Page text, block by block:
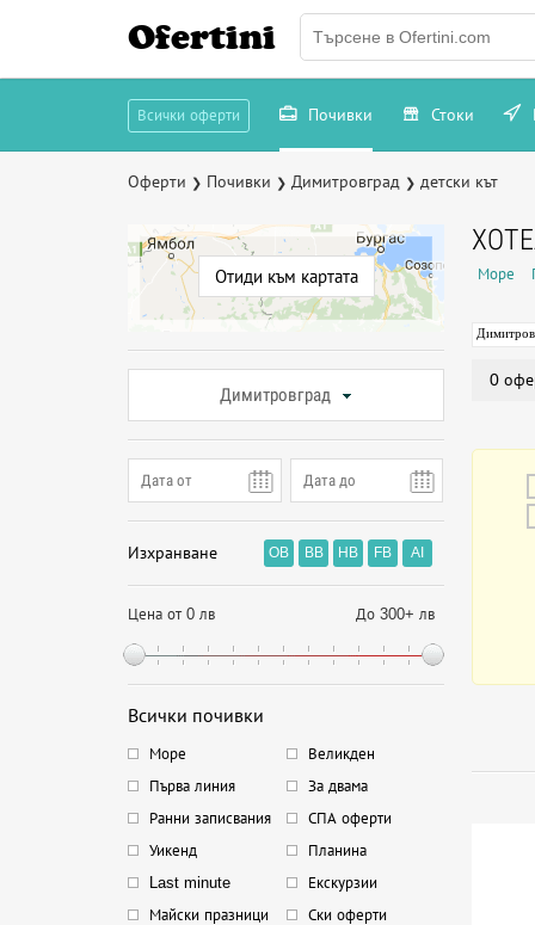
Ofertini
Всички оферти Почивки Стоки
Оферти ❯ Почивки ❯ Димитровград ❯ детски кът
Отиди към картата
Димитровград
Изхранване OB BB HB FB AI
Цена от 0 лв До 300+ лв
Всички почивки
Море
Великден
Първа линия
За двама
Ранни записвания
СПА оферти
Уикенд
Планина
Last minute
Екскурзии
Майски празници
Ски оферти
Море
0